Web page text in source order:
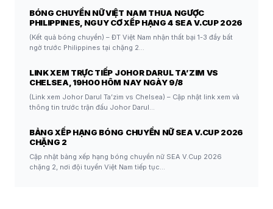
BÓNG CHUYỀN NỮ VIỆT NAM THUA NGƯỢC
PHILIPPINES, NGUY CƠ XẾP HẠNG 4 SEA V.CUP 2026
(Kết quả bóng chuyền) – ĐT Việt Nam nhận thất bại 1-3 đầy bất
ngờ trước Philippines tại chặng 2…
LINK XEM TRỰC TIẾP JOHOR DARUL TA’ZIM VS
CHELSEA, 19H00 HÔM NAY NGÀY 9/8
(Link xem Johor Darul Ta’zim vs Chelsea) – Cập nhật link xem và
thông tin trước trận đấu Johor Darul…
BẢNG XẾP HẠNG BÓNG CHUYỀN NỮ SEA V.CUP 2026
CHẶNG 2
Cập nhật bảng xếp hạng bóng chuyền nữ SEA V.Cup 2026
chặng 2, nơi đội tuyển Việt Nam tiếp tục…